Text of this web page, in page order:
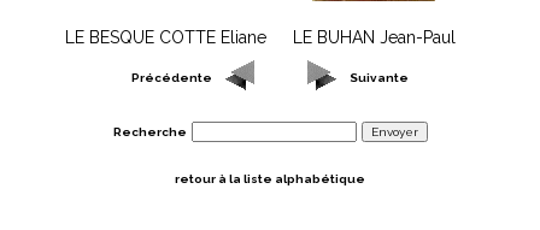
LE BESQUE COTTE Eliane LE BUHAN Jean-Paul
Précédente Suivante
Recherche
retour à la liste alphabétique